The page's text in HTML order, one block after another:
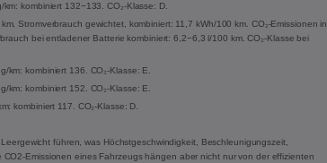
kombiniert 132−133. CO₂-Klasse: D.
Stromverbrauch gewichtet, kombiniert: 11,7 kWh/100 km. CO₂-Emissionen in
bei entladener Batterie kombiniert: 6,2−6,3 l/100 km. CO₂-Klasse bei
km: kombiniert 136. CO₂-Klasse: E.
km: kombiniert 152. CO₂-Klasse: E.
kombiniert 117. CO₂-Klasse: D.
führen, was Höchstgeschwindigkeit, Beschleunigungszeit,
Emissionen eines Fahrzeugs hängen aber nicht nur von der effizienten